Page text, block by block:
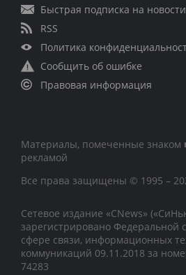
Быстрая подписка на новости
RSS
Политика
Сообщить об ошибке
Правовая информация
Материалы, помеченные знаком
рекламой
Все права защищены © 1995 –
Сетевое издание «CNews»
зарегистрировано Федеральной
сфере связи, информационных
коммуникаций 09.11.2018 за
74283